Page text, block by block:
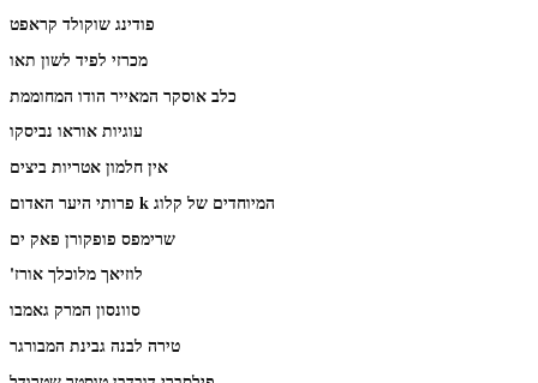
פודינג שוקולד קראפט
מכרזי לפיד לשון תאו
כלב אוסקר המאייר הודו המחוממת
עוגיות אוראו נביסקו
אין חלמון אטריות ביצים
פרותי היער האדום k המיוחדים של קלוג
שרימפס פופקורן פאק ים
'לוזיאך מלוכלך אורז
סוונסון המרק גאמבו
טירה לבנה גבינת המבורגר